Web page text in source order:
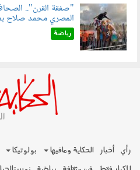
070801.jpg
"صفقة القرن"..
المصري محمد صلاح
رياضة
رأي أخبار الحكاية ومافيها بولوتيكا